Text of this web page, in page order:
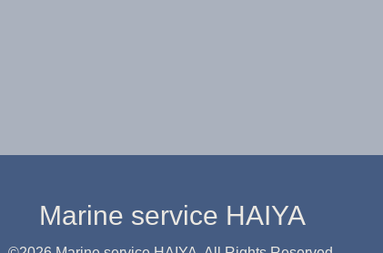
Marine service HAIYA